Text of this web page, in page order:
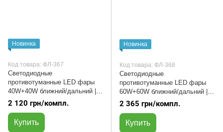
Новинка
Код товара: ФЛ-367
Светодиодные
противотуманные LED фары
40W+40W ближний/дальний |
желтый/белый | ФЛ-367
2 120 грн/компл.
Купить
Новинка
Код товара: ФЛ-368
Светодиодные
противотуманные LED фары
60W+60W ближний/дальний |
желтый/белый | ФЛ-368
2 365 грн/компл.
Купить